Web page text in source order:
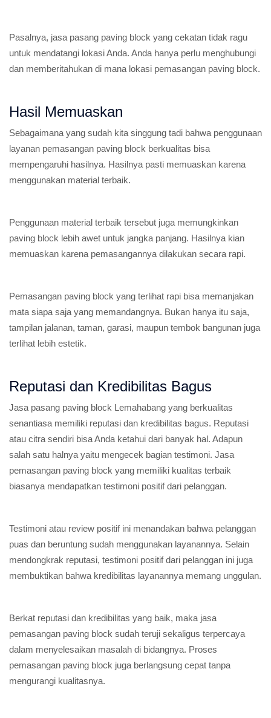
Pasalnya, jasa pasang paving block yang cekatan tidak ragu
untuk mendatangi lokasi Anda. Anda hanya perlu menghubungi
dan memberitahukan di mana lokasi pemasangan paving block.
Hasil Memuaskan
Sebagaimana yang sudah kita singgung tadi bahwa penggunaan
layanan pemasangan paving block berkualitas bisa
mempengaruhi hasilnya. Hasilnya pasti memuaskan karena
menggunakan material terbaik.
Penggunaan material terbaik tersebut juga memungkinkan
paving block lebih awet untuk jangka panjang. Hasilnya kian
memuaskan karena pemasangannya dilakukan secara rapi.
Pemasangan paving block yang terlihat rapi bisa memanjakan
mata siapa saja yang memandangnya. Bukan hanya itu saja,
tampilan jalanan, taman, garasi, maupun tembok bangunan juga
terlihat lebih estetik.
Reputasi dan Kredibilitas Bagus
Jasa pasang paving block Lemahabang yang berkualitas
senantiasa memiliki reputasi dan kredibilitas bagus. Reputasi
atau citra sendiri bisa Anda ketahui dari banyak hal. Adapun
salah satu halnya yaitu mengecek bagian testimoni. Jasa
pemasangan paving block yang memiliki kualitas terbaik
biasanya mendapatkan testimoni positif dari pelanggan.
Testimoni atau review positif ini menandakan bahwa pelanggan
puas dan beruntung sudah menggunakan layanannya. Selain
mendongkrak reputasi, testimoni positif dari pelanggan ini juga
membuktikan bahwa kredibilitas layanannya memang unggulan.
Berkat reputasi dan kredibilitas yang baik, maka jasa
pemasangan paving block sudah teruji sekaligus terpercaya
dalam menyelesaikan masalah di bidangnya. Proses
pemasangan paving block juga berlangsung cepat tanpa
mengurangi kualitasnya.